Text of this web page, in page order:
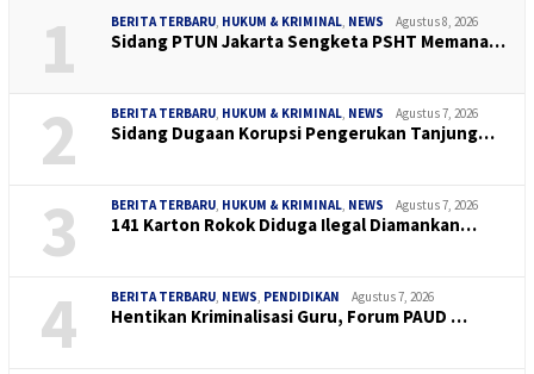
1 BERITA TERBARU, HUKUM & KRIMINAL, NEWS Agustus 8, 2026
Sidang PTUN Jakarta Sengketa PSHT Memana…
2 BERITA TERBARU, HUKUM & KRIMINAL, NEWS Agustus 7, 2026
Sidang Dugaan Korupsi Pengerukan Tanjung…
3 BERITA TERBARU, HUKUM & KRIMINAL, NEWS Agustus 7, 2026
141 Karton Rokok Diduga Ilegal Diamankan…
4 BERITA TERBARU, NEWS, PENDIDIKAN Agustus 7, 2026
Hentikan Kriminalisasi Guru, Forum PAUD …